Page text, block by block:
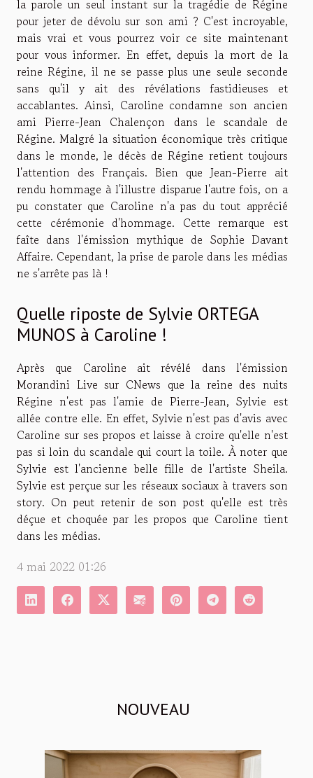
la parole un seul instant sur la tragédie de Régine
pour jeter de dévolu sur son ami ? C'est incroyable,
mais vrai et vous pourrezvoir ce site maintenant
pour vous informer. En effet, depuis la mort de la
reine Régine, il ne se passe plus une seule seconde
sans qu'il y ait des révélations fastidieuses et
accablantes. Ainsi, Caroline condamne son ancien
ami Pierre-Jean Chalençon dans le scandale de
Régine. Malgré la situation économique très critique
dans le monde, le décès de Régine retient toujours
l'attention des Français. Bien que Jean-Pierre ait
rendu hommage à l'illustre disparue l'autre fois, on a
pu constater que Caroline n'a pas du tout apprécié
cette cérémonie d'hommage. Cette remarque est
faîte dans l'émission mythique de Sophie Davant
Affaire. Cependant, la prise de parole dans les médias
ne s'arrête pas là !
Quelle riposte de Sylvie ORTEGA
MUNOS à Caroline !
Après que Caroline ait révélé dans l'émission
Morandini Live sur CNews que la reine des nuits
Régine n'est pas l'amie de Pierre-Jean, Sylvie est
allée contre elle. En effet, Sylvie n'est pas d'avis avec
Caroline sur ses propos et laisse à croire qu'elle n'est
pas si loin du scandale qui court la toile. À noter que
Sylvie est l'ancienne belle fille de l'artiste Sheila.
Sylvie est perçue sur les réseaux sociaux à travers son
story. On peut retenir de son post qu'elle est très
déçue et choquée par les propos que Caroline tient
dans les médias.
4 mai 2022 01:26
NOUVEAU